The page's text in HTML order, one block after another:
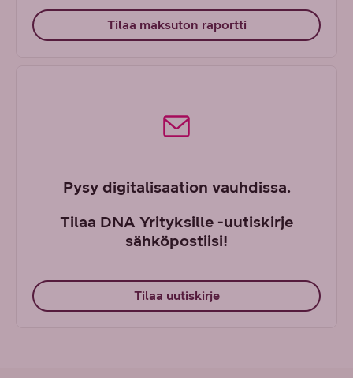
Tilaa maksuton raportti
Pysy digitalisaation vauhdissa.
Tilaa DNA Yrityksille -uutiskirje
sähköpostiisi!
Tilaa uutiskirje